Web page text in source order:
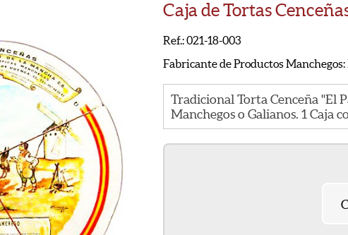
Caja de Tortas
Ref.: 021-18-003
Fabricante de Productos
Tradicional Torta Cenceña "El
Manchegos o Galianos. 1 Caja